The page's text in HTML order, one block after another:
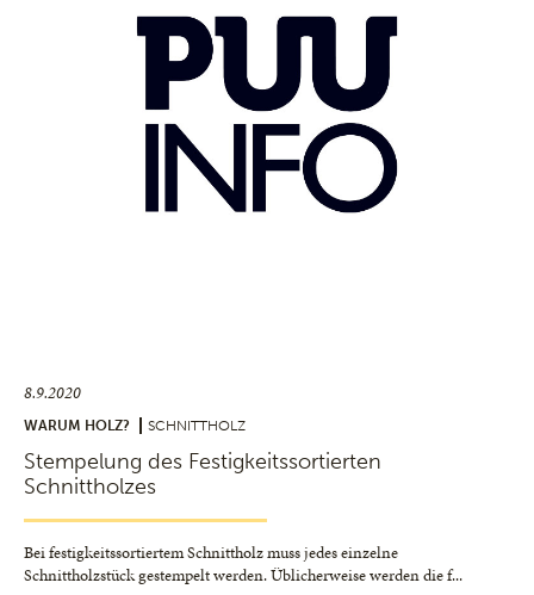
8.9.2020
WARUM HOLZ? SCHNITTHOLZ
Stempelung des Festigkeitssortierten
Schnittholzes
Bei festigkeitssortiertem Schnittholz muss jedes einzelne
Schnittholzstück gestempelt werden. Üblicherweise werden die f...